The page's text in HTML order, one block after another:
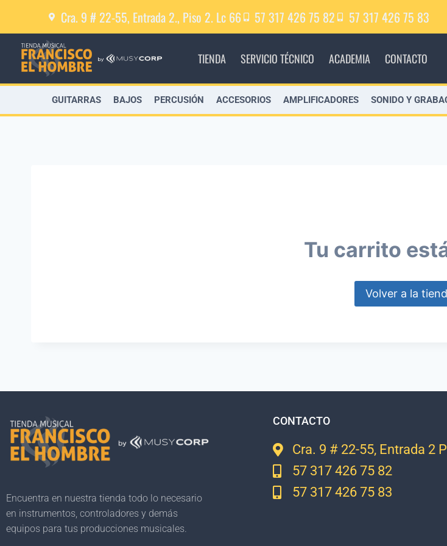
Cra. 9 # 22-55, Entrada 2., Piso 2. Lc 66 57 317 426 75 82 57 317 426 75 83
TIENDA SERVICIO TÉCNICO ACADEMIA CONTACTO
GUITARRAS BAJOS PERCUSIÓN ACCESORIOS AMPLIFICADORES SONIDO Y
Tu carrito
Volver a la
Encuentra en nuestra tienda todo lo necesario
en instrumentos, controladores y demás
equipos para tus producciones musicales.
CONTACTO
Cra. 9 # 22-55, Entrada 2
57 317 426 75 82
57 317 426 75 83